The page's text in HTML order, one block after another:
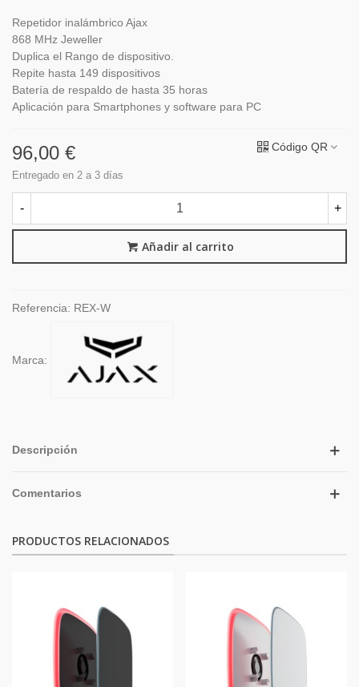
Repetidor inalámbrico Ajax
868 MHz Jeweller
Duplica el Rango de dispositivo.
Repite hasta 149 dispositivos
Batería de respaldo de hasta 35 horas
Aplicación para Smartphones y software para PC
96,00 €
Entregado en 2 a 3 días
Código QR
- +
Añadir al carrito
Referencia: REX-W
Marca:
Descripción
Comentarios
PRODUCTOS RELACIONADOS